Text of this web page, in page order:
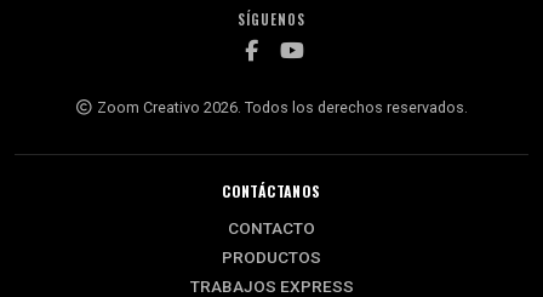
SÍGUENOS
Zoom Creativo 2026. Todos los derechos reservados.
CONTÁCTANOS
CONTACTO
PRODUCTOS
TRABAJOS EXPRESS